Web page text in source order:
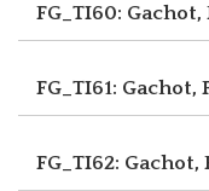
FG_TI60: Gachot,
FG_TI61: Gachot,
FG_TI62: Gachot,